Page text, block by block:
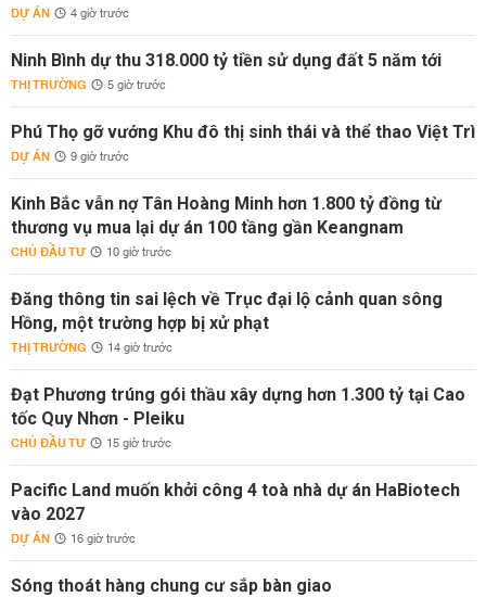
DỰ ÁN 4 giờ trước
Ninh Bình dự thu 318.000 tỷ tiền sử dụng đất 5 năm tới
THỊ TRƯỜNG 5 giờ trước
Phú Thọ gỡ vướng Khu đô thị sinh thái và thể thao Việt Trì
DỰ ÁN 9 giờ trước
Kinh Bắc vẫn nợ Tân Hoàng Minh hơn 1.800 tỷ đồng từ
thương vụ mua lại dự án 100 tầng gần Keangnam
CHỦ ĐẦU TƯ 10 giờ trước
Đăng thông tin sai lệch về Trục đại lộ cảnh quan sông
Hồng, một trường hợp bị xử phạt
THỊ TRƯỜNG 14 giờ trước
Đạt Phương trúng gói thầu xây dựng hơn 1.300 tỷ tại Cao
tốc Quy Nhơn - Pleiku
CHỦ ĐẦU TƯ 15 giờ trước
Pacific Land muốn khởi công 4 toà nhà dự án HaBiotech
vào 2027
DỰ ÁN 16 giờ trước
Sóng thoát hàng chung cư sắp bàn giao